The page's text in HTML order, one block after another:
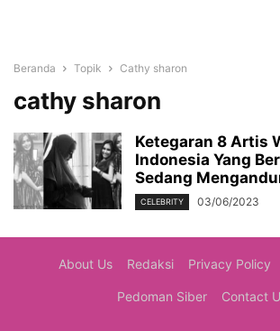
Beranda Topik Cathy sharon
cathy sharon
Ketegaran 8 Artis
Indonesia Yang
Sedang
CELEBRITY 03/06/2023
About Us Redaksi Privacy Policy
Pedoman Siber Contact